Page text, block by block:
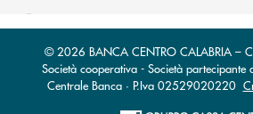
© 2026 BANCA CENTRO CALABRIA –
Società cooperativa - Società partecipante
Centrale Banca · P.Iva 02529020220